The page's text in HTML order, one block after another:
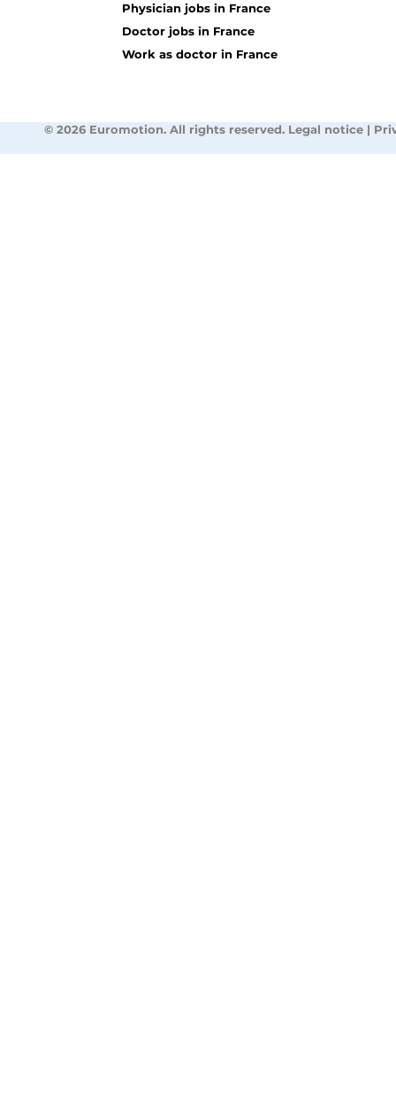
Physician jobs in France
Doctor jobs in France
Work as doctor in France
© 2026 Euromotion. All rights reserved. Legal notice |